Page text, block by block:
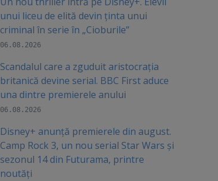
unui liceu de elită devin ținta unui
criminal în serie în „Cioburile”
06.08.2026
Scandalul care a zguduit aristocrația
britanică devine serial. BBC First aduce
una dintre premierele anului
06.08.2026
Disney+ anunță premierele din august.
Camp Rock 3, un nou serial Star Wars și
sezonul 14 din Futurama, printre
noutăți